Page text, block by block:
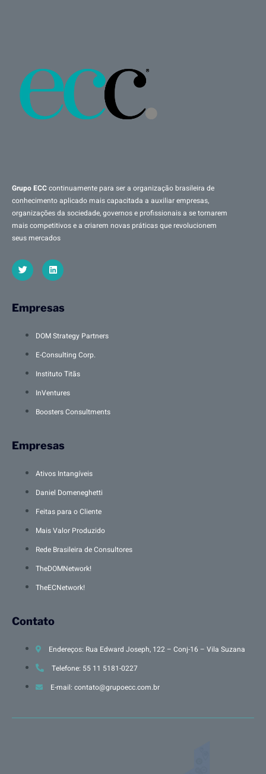
Grupo ECCcontinuamente para ser a organização brasileira de
conhecimento aplicado mais capacitada a auxiliar empresas,
organizações da sociedade, governos e profissionais a se tornarem
mais competitivos e a criarem novas práticas que revolucionem
seus mercados
Empresas
DOM Strategy Partners
E-Consulting Corp.
Instituto Titãs
InVentures
Boosters Consultments
Empresas
Ativos Intangíveis
Daniel Domeneghetti
Feitas para o Cliente
Mais Valor Produzido
Rede Brasileira de Consultores
TheDOMNetwork!
TheECNetwork!
Contato
Endereços: Rua Edward Joseph, 122 – Conj-16 – Vila Suzana
Telefone: 55 11 5181-0227
E-mail: contato@grupoecc.com.br